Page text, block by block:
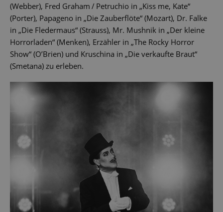
(Webber), Fred Graham / Petruchio in „Kiss me, Kate“
(Porter), Papageno in „Die Zauberflöte“ (Mozart), Dr. Falke
in „Die Fledermaus“ (Strauss), Mr. Mushnik in „Der kleine
Horrorladen“ (Menken), Erzähler in „The Rocky Horror
Show“ (O’Brien) und Kruschina in „Die verkaufte Braut“
(Smetana) zu erleben.